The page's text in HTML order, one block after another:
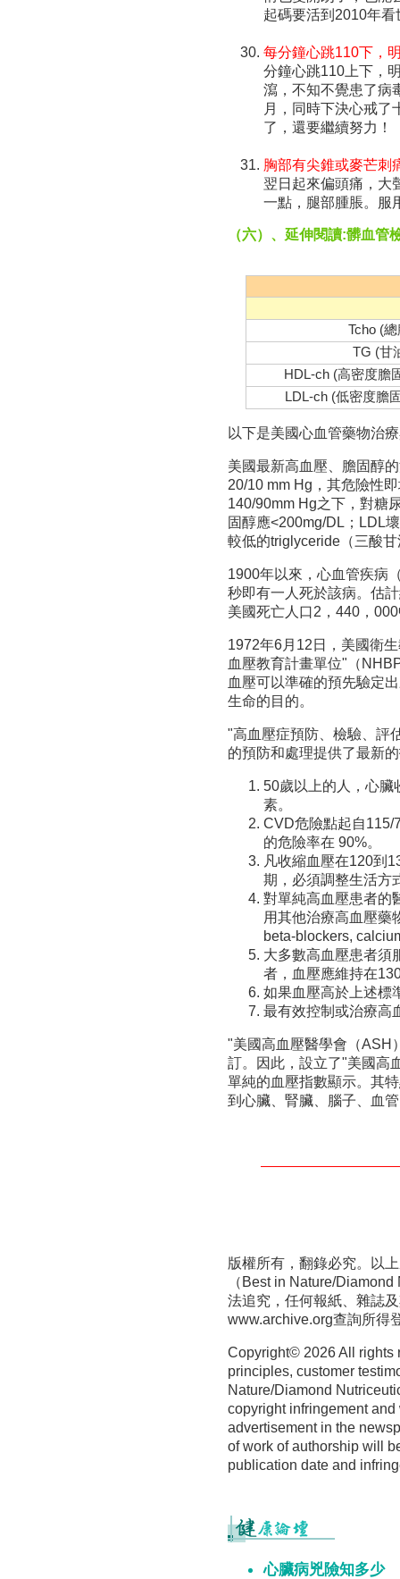
起碼要活到2010年看
每分鐘心跳110下，
分鐘心跳110上下，
瀉，不知不覺患了病
月，同時下決心戒了
了，還要繼續努力！
胸部有尖錐或麥芒刺
翌日起來偏頭痛，大
一點，腿部腫脹。服
（六）、延伸閱讀:髒血
Tcho (
TG (甘
HDL-ch (高密度膽
LDL-ch (低密度膽
以下是美國心血管藥物治
美國最新高血壓、膽固醇
20/10 mm Hg，其危險性
140/90mm Hg之下，對糖
固醇應<200mg/DL；LDL
較低的triglyceride（三酸
1900年以來，心血管疾病
秒即有一人死於該病。估
美國死亡人口2，440，
1972年6月12日，美國衛
血壓教育計畫單位"（
血壓可以準確的預先驗定
生命的目的。
"高血壓症預防、檢驗、評
的預防和處理提供了最新
50歲以上的人，心臟
素。
CVD危險點起自115/
的危險率在 90%。
凡收縮血壓在120到
期，必須調整生活方
對單純高血壓患者的
用其他治療高血壓藥
beta-blockers,
大多數高血壓患者須
者，血壓應維持在
如果血壓高於上述標
最有效控制或治療高
"美國高血壓醫學會（ASH
訂。因此，設立了"美國高
單純的血壓指數顯示。其
到心臟、腎臟、腦子、血
版權所有，翻錄必究。以
（Best in Nature/
法追究，任何報紙、雜誌
www.archive.org查詢所得
Copyright© 2026 All rights
principles, customer
Nature/Diamond
copyright infringement
advertisement in the
of work of authorship will
publication date and
心臟病兇險知多少